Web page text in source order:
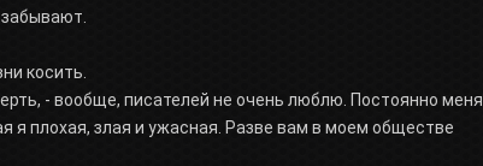
косить.
- вообще, писателей не очень люблю. Постоянно меня
я плохая, злая и ужасная. Разве вам в моем обществе